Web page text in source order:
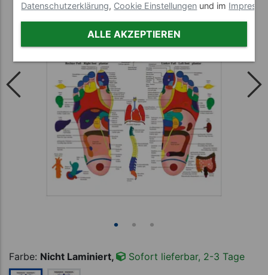
Farbe: Nicht Laminiert, Sofort lieferbar, 2-3 Tage
Datenschutzerklärung, Cookie Einstellungen und im
ALLE AKZEPTIEREN